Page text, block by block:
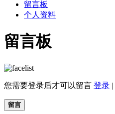
留言板
个人资料
留言板
您需要登录后才可以留言 登录 |
留言